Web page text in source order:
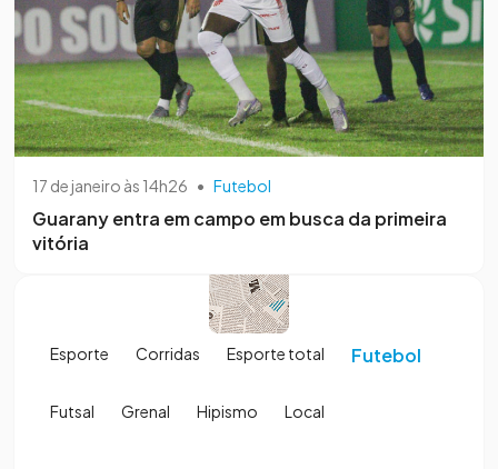
17 de janeiro às 14h26 • Futebol
Guarany entra em campo em busca da primeira
vitória
Esporte Corridas Esporte total Futebol
Futsal Grenal Hipismo Local